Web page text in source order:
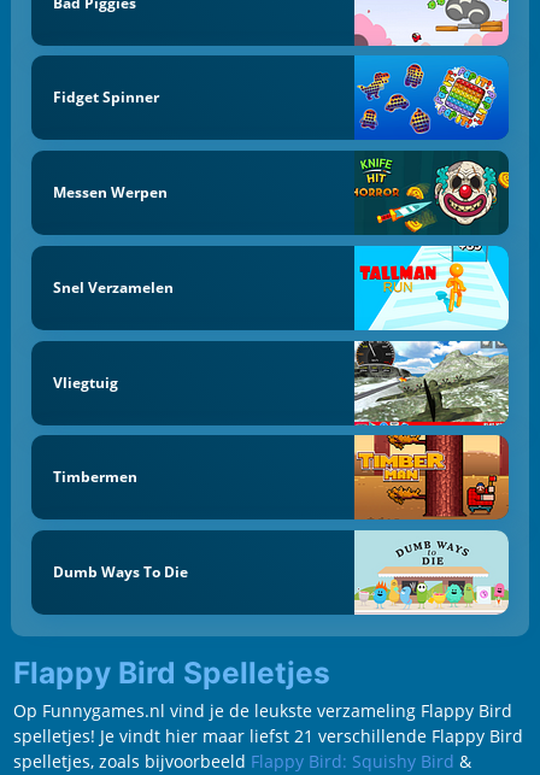
Fidget Spinner
Messen Werpen
Snel Verzamelen
Vliegtuig
Timbermen
Dumb Ways To Die
Flappy Bird Spelletjes
Op Funnygames.nl vind je de leukste verzameling Flappy Bird
spelletjes! Je vindt hier maar liefst 21 verschillende Flappy Bird
spelletjes, zoals bijvoorbeeld Flappy Bird: Squishy Bird &